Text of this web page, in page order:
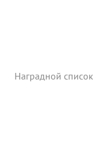
Наградной список